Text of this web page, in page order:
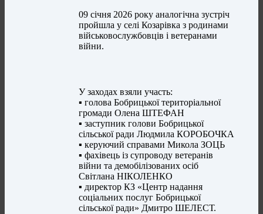
09 січня 2026 року аналогічна зустріч
пройшла у селі Козарівка з родинами
військовослужбовців і ветеранами
війни.
У заходах взяли участь:
▪️ голова Бобрицької територіальної
громади Олена ШТЕФАН
▪️ заступник голови Бобрицької
сільської ради Людмила КОРОБОЧКА
▪️ керуючий справами Микола ЗОЦЬ
▪️ фахівець із супроводу ветеранів
війни та демобілізованих осіб
Світлана НІКОЛЕНКО
▪️ директор КЗ «Центр надання
соціальних послуг Бобрицької
сільської ради» Дмитро ШЕЛЕСТ.